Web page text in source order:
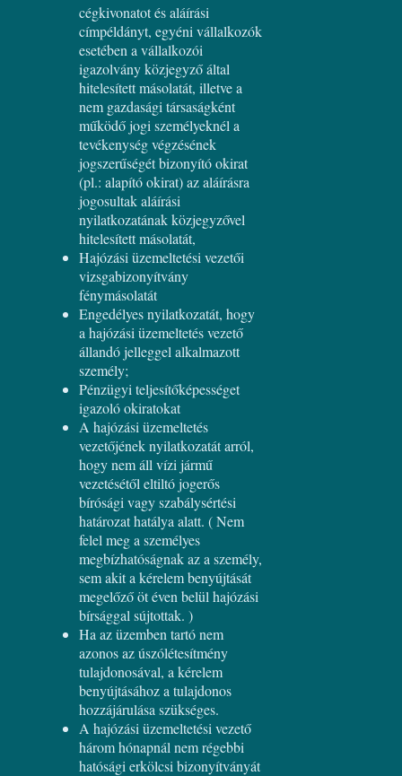
cégkivonatot és aláírási
címpéldányt, egyéni vállalkozók
esetében a vállalkozói
igazolvány közjegyző által
hitelesített másolatát, illetve a
nem gazdasági társaságként
működő jogi személyeknél a
tevékenység végzésének
jogszerűségét bizonyító okirat
(pl.: alapító okirat) az aláírásra
jogosultak aláírási
nyilatkozatának közjegyzővel
hitelesített másolatát,
Hajózási üzemeltetési vezetői
vizsgabizonyítvány
fénymásolatát
Engedélyes nyilatkozatát, hogy
a hajózási üzemeltetés vezető
állandó jelleggel alkalmazott
személy;
Pénzügyi teljesítőképességet
igazoló okiratokat
A hajózási üzemeltetés
vezetőjének nyilatkozatát arról,
hogy nem áll vízi jármű
vezetésétől eltiltó jogerős
bírósági vagy szabálysértési
határozat hatálya alatt. ( Nem
felel meg a személyes
megbízhatóságnak az a személy,
sem akit a kérelem benyújtását
megelőző öt éven belül hajózási
bírsággal sújtottak. )
Ha az üzemben tartó nem
azonos az úszólétesítmény
tulajdonosával, a kérelem
benyújtásához a tulajdonos
hozzájárulása szükséges.
A hajózási üzemeltetési vezető
három hónapnál nem régebbi
hatósági erkölcsi bizonyítványát